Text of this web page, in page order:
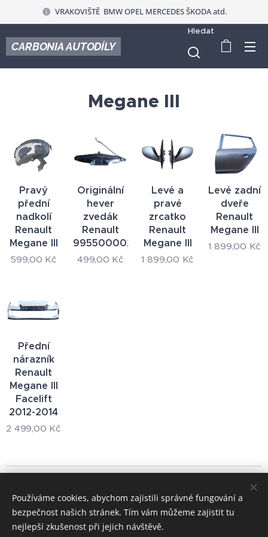
VRAKOVIŠTĚ BMW OPEL MERCEDES ŠKODA atd.
CARBONIA AUTODÍLY
Hledat
Megane III
Pravý
přední
nadkolí
Renault
Megane III
599,00 Kč
Originální
hever
zvedák
Renault
995500002R
499,00 Kč
Levé a
pravé
zrcatko
Renault
Megane III
1 899,00 Kč
Levé zadní
dveře
Renault
Megane III
1 899,00 Kč
Přední
nárazník
Renault
Megane III
Facelift
2012-2014
2 499,00 Kč
+420 722 195 264
Cookies
Používáme cookies, abychom zajistili správné fungování a
bezpečnost našich stránek. Tím vám můžeme zajistit tu
nejlepší zkušenost při jejich návštěvě.